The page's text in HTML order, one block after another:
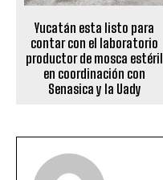
Yucatán esta listo para
contar con el laboratorio
productor de mosca estéril
en coordinación con
Senasica y la Uady